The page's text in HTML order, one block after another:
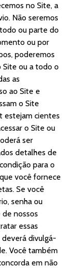
no Site, a
Não seremos
ou parte do
ou por
poderemos
Site ou a todo o
as
ao Site e
o Site
estejam cientes
o Site ou
ser
detalhes de
para o
você fornece
Se você
senha ou
nossos
essas
divulgá-
Você também
em não